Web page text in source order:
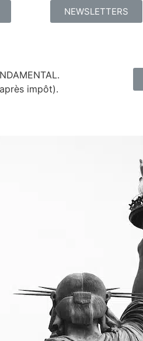
NEWSLETTERS
impôt).